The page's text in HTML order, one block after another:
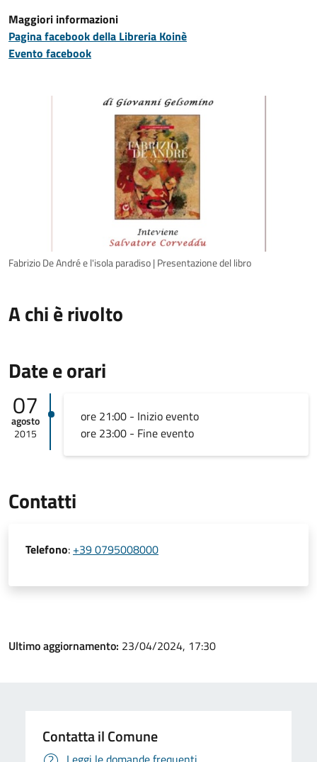
Maggiori informazioni
Pagina facebook della Libreria Koinè
Evento facebook
Fabrizio De André e l'isola paradiso | Presentazione del libro
A chi è rivolto
Date e orari
07
agosto
2015
ore 21:00 - Inizio evento
ore 23:00 - Fine evento
Contatti
Telefono: +39 0795008000
Ultimo aggiornamento: 23/04/2024, 17:30
Contatta il Comune